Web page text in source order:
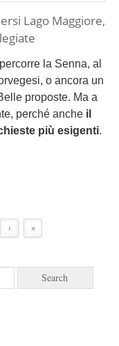
Lago Maggiore,
la Senna, al
o ancora un
proposte. Ma a
perché anche il
più esigenti.
› »